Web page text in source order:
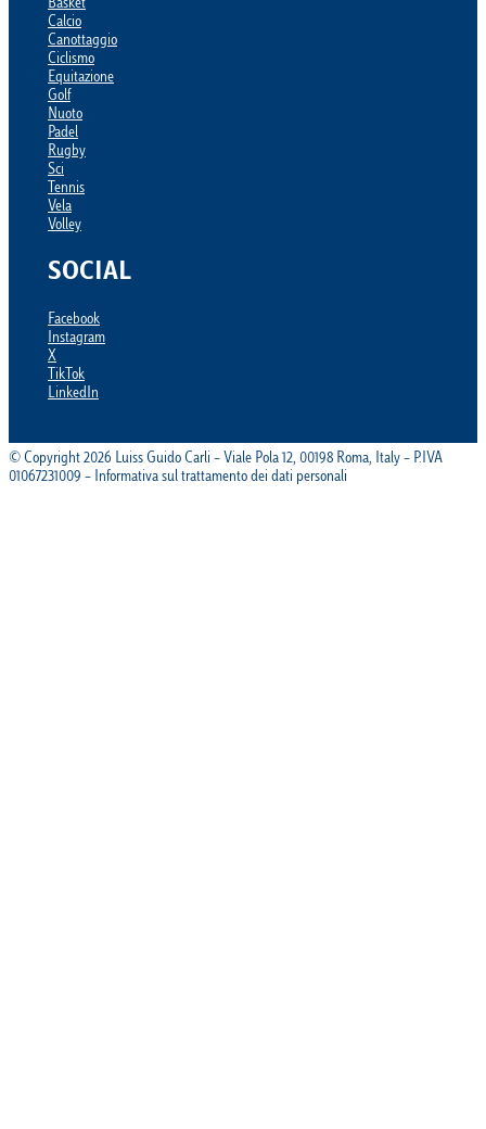
Basket
Calcio
Canottaggio
Ciclismo
Equitazione
Golf
Nuoto
Padel
Rugby
Sci
Tennis
Vela
Volley
SOCIAL
Facebook
Instagram
X
TikTok
LinkedIn
© Copyright 2026 Luiss Guido Carli – Viale Pola 12, 00198 Roma, Italy – P.IVA
01067231009 – Informativa sul trattamento dei dati personali